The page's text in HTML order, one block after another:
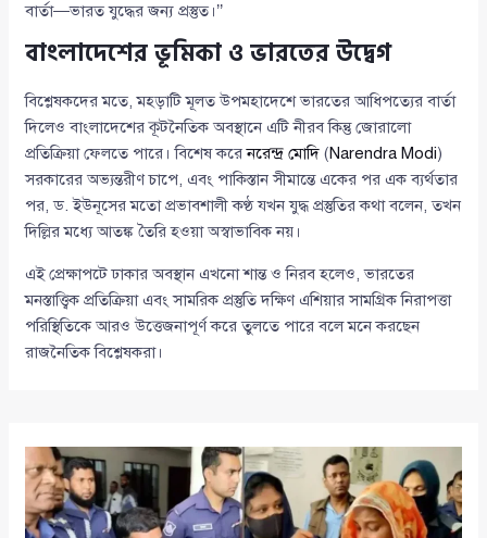
বার্তা—ভারত যুদ্ধের জন্য প্রস্তুত।’’
বাংলাদেশের ভূমিকা ও ভারতের উদ্বেগ
বিশ্লেষকদের মতে, মহড়াটি মূলত উপমহাদেশে ভারতের আধিপত্যের বার্তা
দিলেও বাংলাদেশের কূটনৈতিক অবস্থানে এটি নীরব কিন্তু জোরালো
প্রতিক্রিয়া ফেলতে পারে। বিশেষ করেনরেন্দ্র মোদি (Narendra Modi)
সরকারের অভ্যন্তরীণ চাপে, এবং পাকিস্তান সীমান্তে একের পর এক ব্যর্থতার
পর, ড. ইউনূসের মতো প্রভাবশালী কণ্ঠ যখন যুদ্ধ প্রস্তুতির কথা বলেন, তখন
দিল্লির মধ্যে আতঙ্ক তৈরি হওয়া অস্বাভাবিক নয়।
এই প্রেক্ষাপটে ঢাকার অবস্থান এখনো শান্ত ও নিরব হলেও, ভারতের
মনস্তাত্ত্বিক প্রতিক্রিয়া এবং সামরিক প্রস্তুতি দক্ষিণ এশিয়ার সামগ্রিক নিরাপত্তা
পরিস্থিতিকে আরও উত্তেজনাপূর্ণ করে তুলতে পারে বলে মনে করছেন
রাজনৈতিক বিশ্লেষকরা।